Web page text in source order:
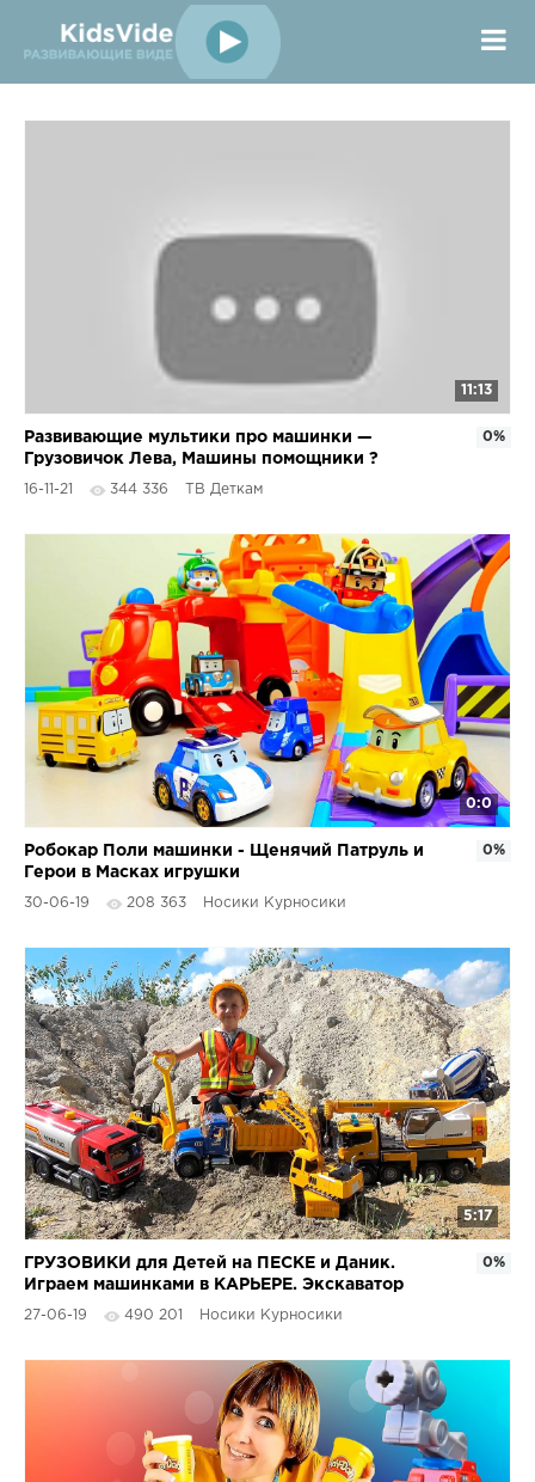
11:13
Развивающие мультики про машинки —
Грузовичок Лева, Машины помощники ?
Сборник для детей
16-11-21 344 336 ТВ Деткам
0%
0:0
Робокар Поли машинки - Щенячий Патруль и
Герои в Масках игрушки
30-06-19 208 363 Носики Курносики
0%
5:17
ГРУЗОВИКИ для Детей на ПЕСКЕ и Даник.
Играем машинками в КАРЬЕРЕ. Экскаватор
САМОСВАЛ Трактор
27-06-19 490 201 Носики Курносики
0%